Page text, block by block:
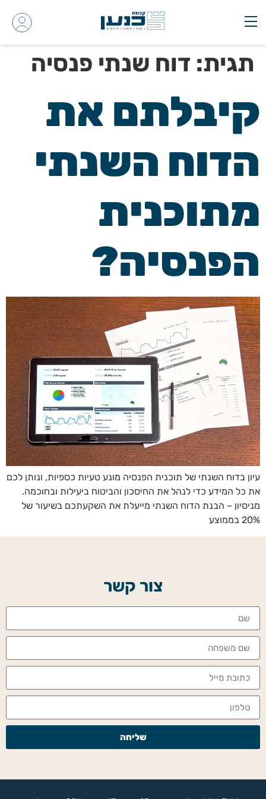
תגית: דוח שנתי פנסיה
קיבלתם את
הדוח השנתי
מתוכנית
הפנסיה?
עיון בדוח השנתי של תוכנית הפנסיה מונע טעיות כספיות, ונותן לכם
את כל המידע כדי לנהל את החיסכון והביטוח ביעילות ובחוכמה.
מניסיון – הבנת הדוח השנתי מייעלת את השקעתכם בשיעור של
20% בממוצע
צור קשר
שליחה